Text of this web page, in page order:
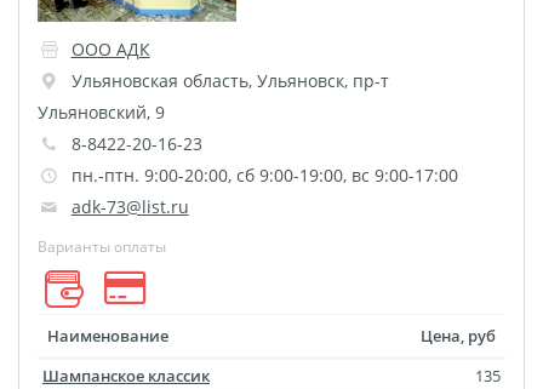
Печать на CD/DVD
Металлическая
пластина
Фото на медали
Коврик для мыши
Фото на брелках
Фото на часах
Фото на подушке
Фото на галстуке
Фото на фартуке
ООО АДК
Ульяновская область, Ульяновск, пр-т
Ульяновский, 9
8-8422-20-16-23
пн.-птн. 9:00-20:00, сб 9:00-19:00, вс 9:00-17:00
adk-73@list.ru
Варианты оплаты
Наименование
Цена, руб
Шампанское классик
135